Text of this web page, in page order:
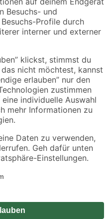
Versandarten
Die dargestellten Angebote sind unter
angegebenen Verfügbarkeiten beziehen
für Artikel mit Speditionsversand, hier